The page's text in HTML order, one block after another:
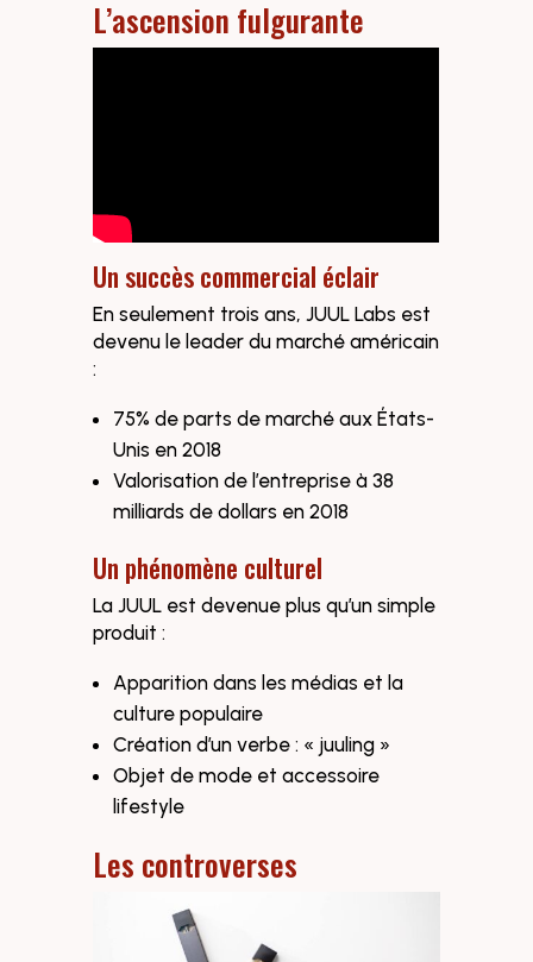
L’ascension fulgurante
Un succès commercial éclair
En seulement trois ans, JUUL Labs est
devenu le leader du marché américain
:
75% de parts de marché aux États-
Unis en 2018
Valorisation de l’entreprise à 38
milliards de dollars en 2018
Un phénomène culturel
La JUUL est devenue plus qu’un simple
produit :
Apparition dans les médias et la
culture populaire
Création d’un verbe : « juuling »
Objet de mode et accessoire
lifestyle
Les controverses